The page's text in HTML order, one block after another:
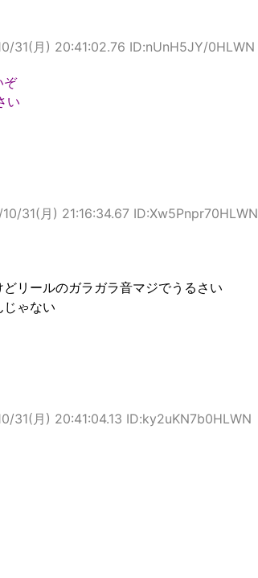
31(月) 20:41:02.76 ID:nUnH5JY/0HLWN
ぞ
い
31(月) 21:16:34.67 ID:Xw5Pnpr70HLWN
リールのガラガラ音マジでうるさい
ゃない
31(月) 20:41:04.13 ID:ky2uKN7b0HLWN